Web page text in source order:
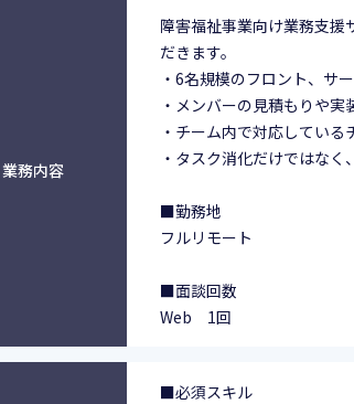
業務内容
障害福祉事業向け業務支援
だきます。
・6名規模のフロント、サ
・メンバーの見積もりや
・チーム内で対応してい
・タスク消化だけではな
■勤務地
フルリモート
■面談回数
Web 1回
■必須スキル